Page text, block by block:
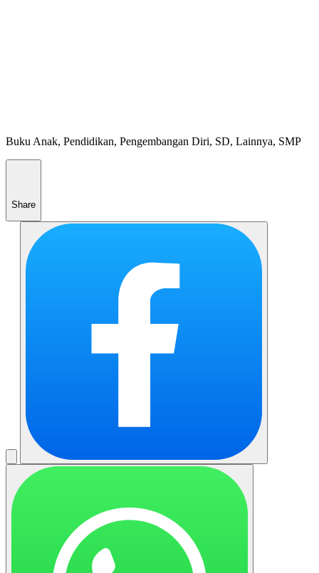
Buku Anak, Pendidikan, Pengembangan Diri, SD, Lainnya, SMP
Share